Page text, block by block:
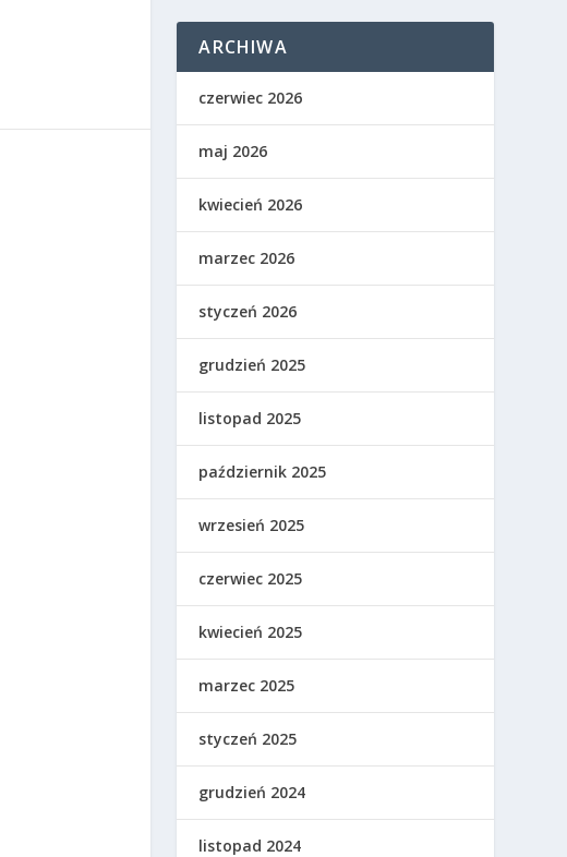
ARCHIWA
czerwiec 2026
maj 2026
kwiecień 2026
marzec 2026
styczeń 2026
grudzień 2025
listopad 2025
październik 2025
wrzesień 2025
czerwiec 2025
kwiecień 2025
marzec 2025
styczeń 2025
grudzień 2024
listopad 2024